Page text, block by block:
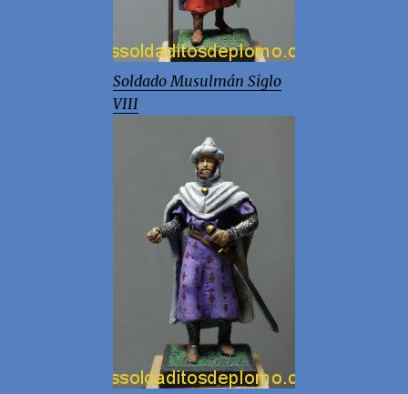
Soldado Musulmán Siglo
VIII